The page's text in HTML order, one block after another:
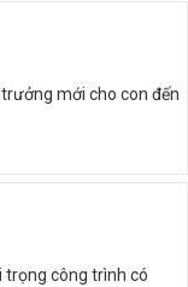
mới cho con đến
trọng công trình có